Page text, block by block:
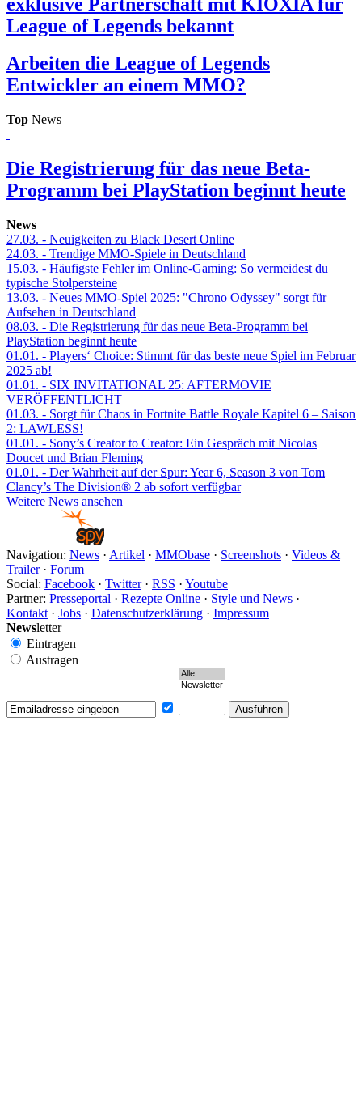
League of Legends bekannt
Arbeiten die League of Legends
Entwickler an einem MMO?
Top News
Die Registrierung für das neue Beta-
Programm bei PlayStation beginnt heute
News
27.03. - Neuigkeiten zu Black Desert Online
24.03. - Trendige MMO-Spiele in Deutschland
15.03. - Häufigste Fehler im Online-Gaming: So vermeidest du
typische Stolpersteine
13.03. - Neues MMO-Spiel 2025: "Chrono Odyssey" sorgt für
Aufsehen in Deutschland
08.03. - Die Registrierung für das neue Beta-Programm bei
PlayStation beginnt heute
01.01. - Players‘ Choice: Stimmt für das beste neue Spiel im Februar
2025 ab!
01.01. - SIX INVITATIONAL 25: AFTERMOVIE
VERÖFFENTLICHT
01.03. - Sorgt für Chaos in Fortnite Battle Royale Kapitel 6 – Saison
2: LAWLESS!
01.01. - Sony’s Creator to Creator: Ein Gespräch mit Nicolas
Doucet und Brian Fleming
01.01. - Der Wahrheit auf der Spur: Year 6, Season 3 von Tom
Clancy’s The Division® 2 ab sofort verfügbar
Weitere News ansehen
Navigation: News · Artikel · MMObase · Screenshots · Videos &
Trailer· Forum
Social: Facebook · Twitter· RSS · Youtube
Partner: Presseportal · Rezepte Online · Style und News ·
Kontakt · Jobs · Datenschutzerklärung · Impressum
Newsletter
Eintragen
Austragen